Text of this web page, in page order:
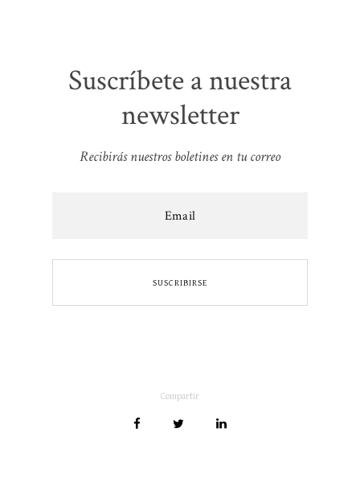
Suscríbete a nuestra
newsletter
Recibirás nuestros boletines en tu correo
Compartir